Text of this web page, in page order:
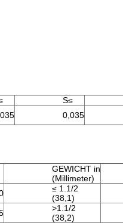
S≤
0,035
GEWICHT in
(Millimeter)
≤ 1.1/2
(38,1)
>1.1/2
(38,2)